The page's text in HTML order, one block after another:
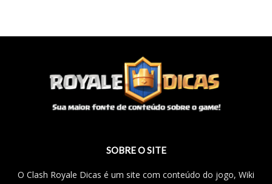
SOBRE O SITE
O Clash Royale Dicas é um site com conteúdo do jogo, Wiki